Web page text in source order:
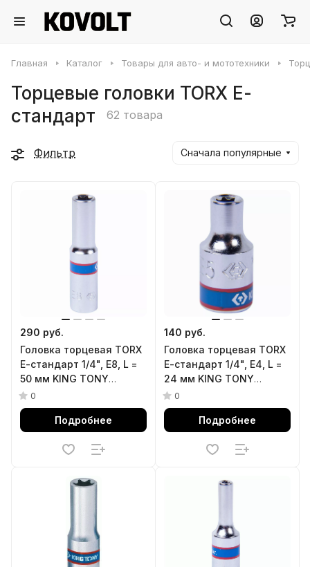
Главная Каталог Товары для авто- и мототехники
Торцевые головки TORX Е-
стандарт
62 товара
Фильтр Сначала популярные
290 руб.
Головка торцевая TORX
Е-стандарт 1/4", E8, L =
50 мм KING TONY
227508M
0
Подробнее
140 руб.
Головка торцевая TORX
Е-стандарт 1/4", E4, L =
24 мм KING TONY
237504M
0
Подробнее